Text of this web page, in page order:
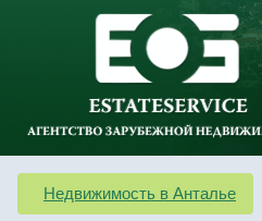
Недвижимость в Анталье